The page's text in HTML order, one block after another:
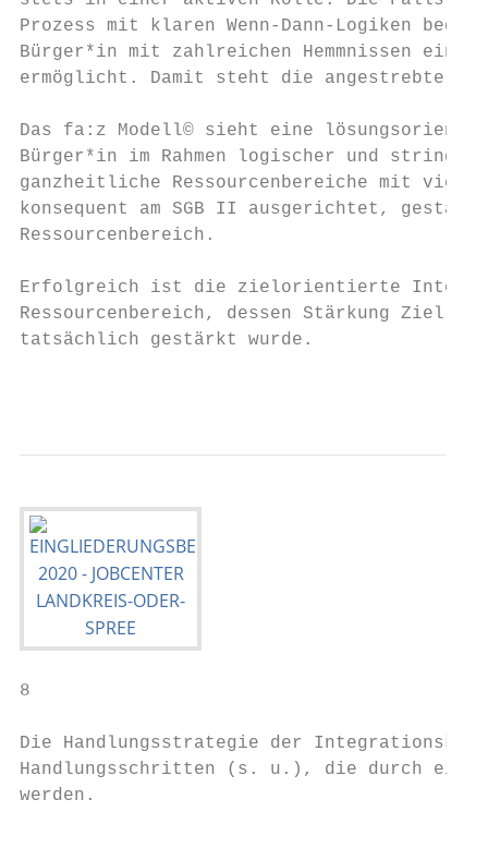
Prozess mit klaren Wenn-Dann-Logiken
Bürger*in mit zahlreichen Hemmnissen
ermöglicht. Damit steht die angestrebte
Das fa:z Modell© sieht eine
Bürger*in im Rahmen logischer und
ganzheitliche Ressourcenbereiche mit
konsequent am SGB II ausgerichtet,
Ressourcenbereich.
Erfolgreich ist die zielorientierte
Ressourcenbereich, dessen Stärkung Ziel
tatsächlich gestärkt wurde.
8
Die Handlungsstrategie der
Handlungsschritten (s. u.), die durch eine
werden.